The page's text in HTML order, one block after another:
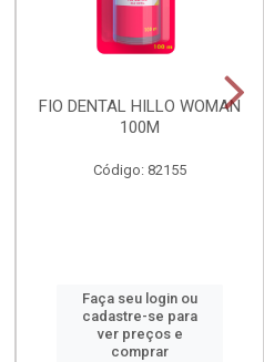
FIO DENTAL HILLO WOMAN
100M
Código: 82155
Faça seu login ou
cadastre-se para
ver preços e
comprar